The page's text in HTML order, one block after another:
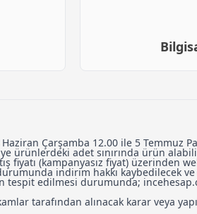
Çarşamba 12.00 ile 5 Temmuz
ürünlerdeki adet sınırında ürün
fiyatı (kampanyasız fiyat) üzerinden
indirim hakkı kaybedilecek ve
tespit edilmesi durumunda;
tarafından alınacak karar veya